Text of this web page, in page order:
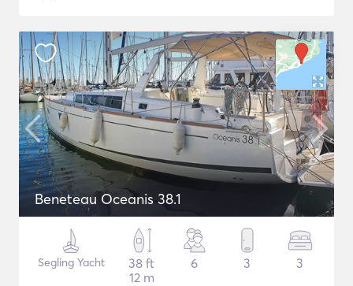
Beneteau Oceanis 38.1
Segling Yacht
38 ft
12 m
6 3 3